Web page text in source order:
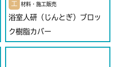
工 材料・施工販売
浴室人研（じんとぎ）ブロッ
ク樹脂カバー